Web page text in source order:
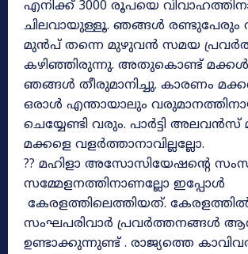
എനിക്ക് 3000 രൂപയെ
ചിലവായുള്ളൂ. ഞങ്ങൾ രണ്ടുപേരും
മുൻപ് തന്നെ മുഴുവൻ സമയ
കഴിഞ്ഞിരുന്നു. അതുകൊണ്ട് മക്കൾ
ഞങ്ങൾ തീരുമാനിച്ചു. കാരണം
ഒരാൾ എന്തായാലും
ചെയ്യേണ്ടി വരും. പാർട്ടി അലവൻസ്
മക്കളെ വളർത്താനാവില്ലല്ലോ.
?? മഹിളാ അസോസിയേഷന്റെ
സമ്മേളനത്തിനാണല്ലോ ഇപ്പോൾ
കേരളത്തിലെത്തിയത്.
സംഘപരിവാർ പ്രവർത്തനങ്ങൾ
ഉണ്ടാക്കുന്നുണ്ട് . രാജ്യത്തെ